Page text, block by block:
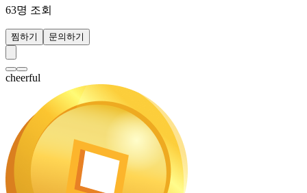
63명 조회
찜하기 문의하기
cheerful